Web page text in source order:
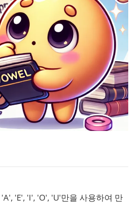
'E', 'I', 'O', 'U'만을 사용하여 만